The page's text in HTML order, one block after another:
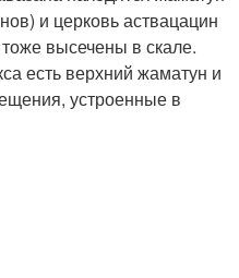
и церковь аствацацин
высечены в скале.
есть верхний жаматун и
устроенные в